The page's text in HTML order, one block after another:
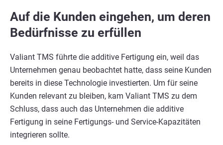
Auf die Kunden eingehen, um deren
Bedürfnisse zu erfüllen
Valiant TMS führte die additive Fertigung ein, weil das
Unternehmen genau beobachtet hatte, dass seine Kunden
bereits in diese Technologie investierten. Um für seine
Kunden relevant zu bleiben, kam Valiant TMS zu dem
Schluss, dass auch das Unternehmen die additive
Fertigung in seine Fertigungs- und Service-Kapazitäten
integrieren sollte.